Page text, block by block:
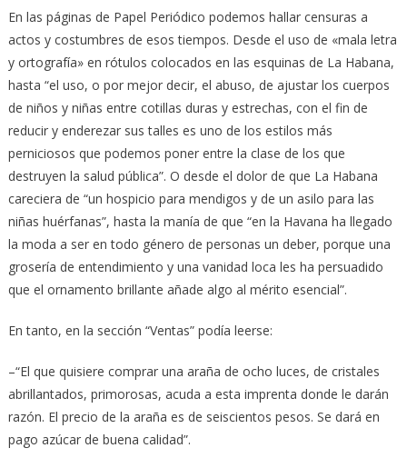
En las páginas de Papel Periódico podemos hallar censuras a
actos y costumbres de esos tiempos. Desde el uso de «mala letra
y ortografía» en rótulos colocados en las esquinas de La Habana,
hasta “el uso, o por mejor decir, el abuso, de ajustar los cuerpos
de niños y niñas entre cotillas duras y estrechas, con el fin de
reducir y enderezar sus talles es uno de los estilos más
perniciosos que podemos poner entre la clase de los que
destruyen la salud pública”. O desde el dolor de que La Habana
careciera de “un hospicio para mendigos y de un asilo para las
niñas huérfanas”, hasta la manía de que “en la Havana ha llegado
la moda a ser en todo género de personas un deber, porque una
grosería de entendimiento y una vanidad loca les ha persuadido
que el ornamento brillante añade algo al mérito esencial”.
En tanto, en la sección “Ventas” podía leerse:
–“El que quisiere comprar una araña de ocho luces, de cristales
abrillantados, primorosas, acuda a esta imprenta donde le darán
razón. El precio de la araña es de seiscientos pesos. Se dará en
pago azúcar de buena calidad”.